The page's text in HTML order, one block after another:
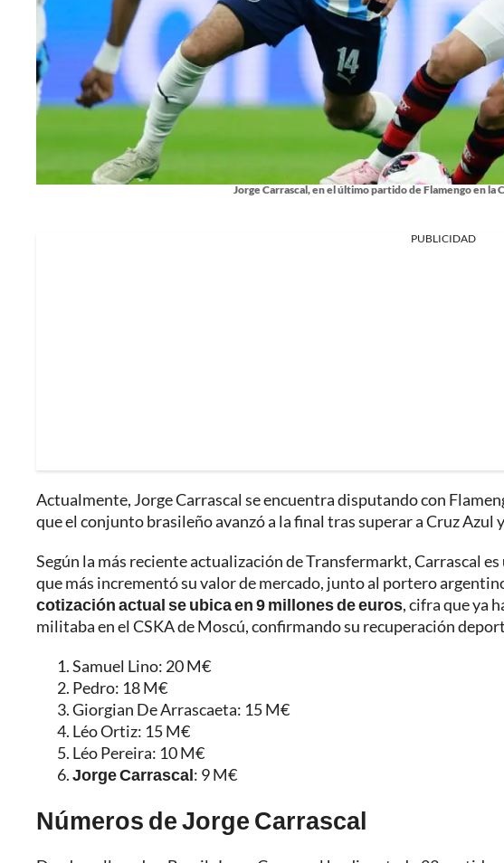
Jorge Carrascal, en el último partido de Flamengo en
PUBLICIDAD
Actualmente, Jorge Carrascal se encuentra disputando con
que el conjunto brasileño avanzó a la final tras superar a Cruz Azul
Según la más reciente actualización de Transfermarkt, Carrascal
que más incrementó su valor de mercado, junto al portero
cotización actual se ubica en 9 millones de euros, cifra que ya
militaba en el CSKA de Moscú, confirmando su recuperación
Samuel Lino: 20 M€
Pedro: 18 M€
Giorgian De Arrascaeta: 15 M€
Léo Ortiz: 15 M€
Léo Pereira: 10 M€
Jorge Carrascal: 9 M€
Números de Jorge Carrascal